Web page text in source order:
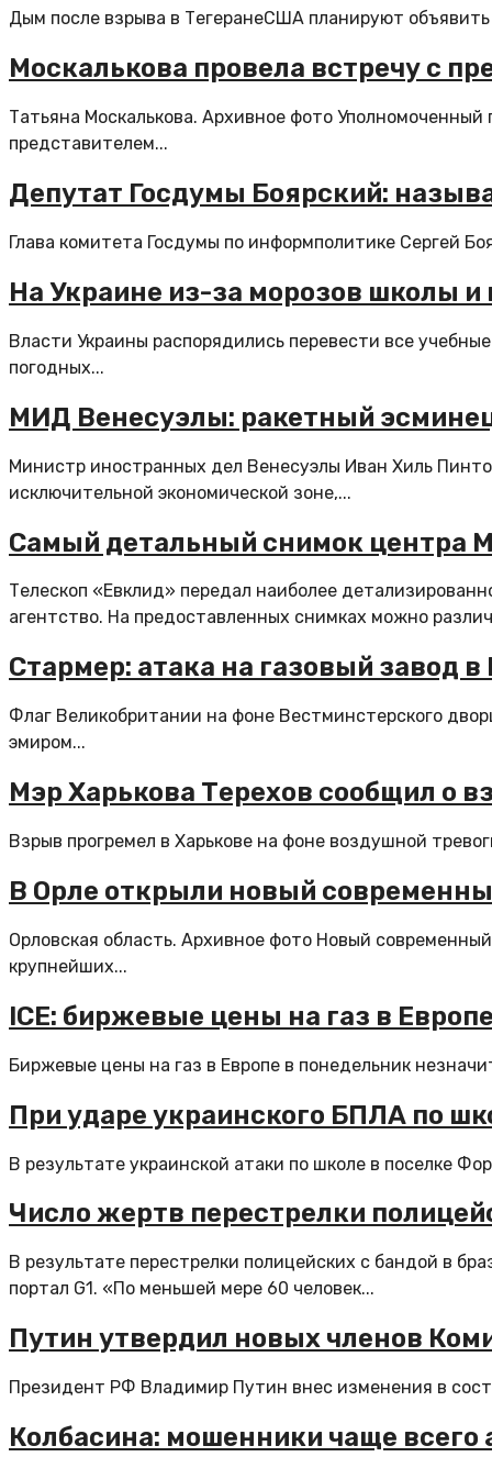
Дым после взрыва в ТегеранеСША планируют
Москалькова провела встречу с
Татьяна Москалькова. Архивное фото
представителем...
Депутат Госдумы Боярский:
Глава комитета Госдумы по информполитике Сергей
На Украине из-за морозов школы
Власти Украины распорядились перевести все
погодных...
МИД Венесуэлы: ракетный
Министр иностранных дел Венесуэлы Иван Хиль
исключительной экономической зоне,...
Самый детальный снимок центра
Телескоп «Евклид» передал наиболее
агентство. На предоставленных снимках можно
Стармер: атака на газовый завод
Флаг Великобритании на фоне Вестминстерского
эмиром...
Мэр Харькова Терехов сообщил о
Взрыв прогремел в Харькове на фоне воздушной
В Орле открыли новый
Орловская область. Архивное фото Новый
крупнейших...
ICE: биржевые цены на газ в
Биржевые цены на газ в Европе в понедельник
При ударе украинского БПЛА по
В результате украинской атаки по школе в поселке
Число жертв перестрелки
В результате перестрелки полицейских с бандой в
портал G1. «По меньшей мере 60 человек...
Путин утвердил новых членов
Президент РФ Владимир Путин внес изменения в
Колбасина: мошенники чаще